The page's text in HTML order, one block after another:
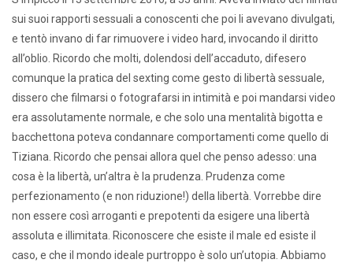
sui suoi rapporti sessuali a conoscenti che poi li avevano divulgati,
e tentò invano di far rimuovere i video hard, invocando il diritto
all’oblio. Ricordo che molti, dolendosi dell’accaduto, difesero
comunque la pratica del sexting come gesto di libertà sessuale,
dissero che filmarsi o fotografarsi in intimità e poi mandarsi video
era assolutamente normale, e che solo una mentalità bigotta e
bacchettona poteva condannare comportamenti come quello di
Tiziana. Ricordo che pensai allora quel che penso adesso: una
cosa è la libertà, un’altra è la prudenza. Prudenza come
perfezionamento (e non riduzione!) della libertà. Vorrebbe dire
non essere così arroganti e prepotenti da esigere una libertà
assoluta e illimitata. Riconoscere che esiste il male ed esiste il
caso, e che il mondo ideale purtroppo è solo un’utopia. Abbiamo